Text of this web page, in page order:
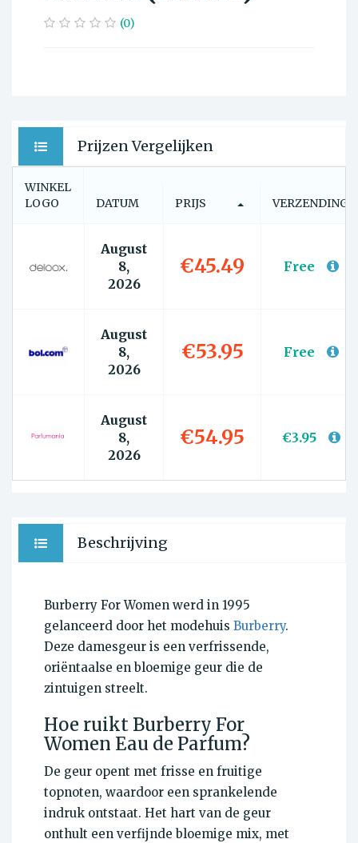
(0)
Prijzen Vergelijken
WINKEL
LOGO
DATUM PRIJS VERZENDING
August
8,
2026
€45.49 Free
August
8,
2026
€53.95 Free
August
8,
2026
€54.95 €3.95
Beschrijving
Burberry For Women werd in 1995
gelanceerd door het modehuis Burberry.
Deze damesgeur is een verfrissende,
oriëntaalse en bloemige geur die de
zintuigen streelt.
Hoe ruikt Burberry For
Women Eau de Parfum?
De geur opent met frisse en fruitige
topnoten, waardoor een sprankelende
indruk ontstaat. Het hart van de geur
onthult een verfijnde bloemige mix, met